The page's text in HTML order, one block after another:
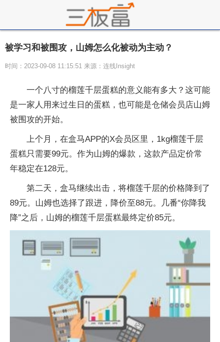
被学习和被围攻，山姆怎么化被动为主动？
时间：2023-09-08 11:15:51 来源：连线Insight
一个八寸的榴莲千层蛋糕的意义能有多大？这可能
是一家人用来过生日的蛋糕，也可能是仓储会员店山姆
被围攻的开始。
上个月，在盒马APP的X会员区里，1kg榴莲千层
蛋糕只需要99元。作为山姆的爆款，这款产品定价常
年稳定在128元。
第二天，盒马继续出击，将榴莲千层的价格降到了
89元。山姆也选择了跟进，降价至88元。几番“你降我
降”之后，山姆的榴莲千层蛋糕最终定价85元。